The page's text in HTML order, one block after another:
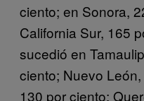
ciento; en Sonora,
California Sur, 165
sucedió en
ciento; Nuevo
130 por ciento;